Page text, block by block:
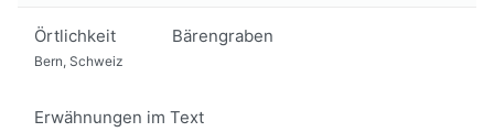
Örtlichkeit Bärengraben
Bern, Schweiz
Erwähnungen im Text